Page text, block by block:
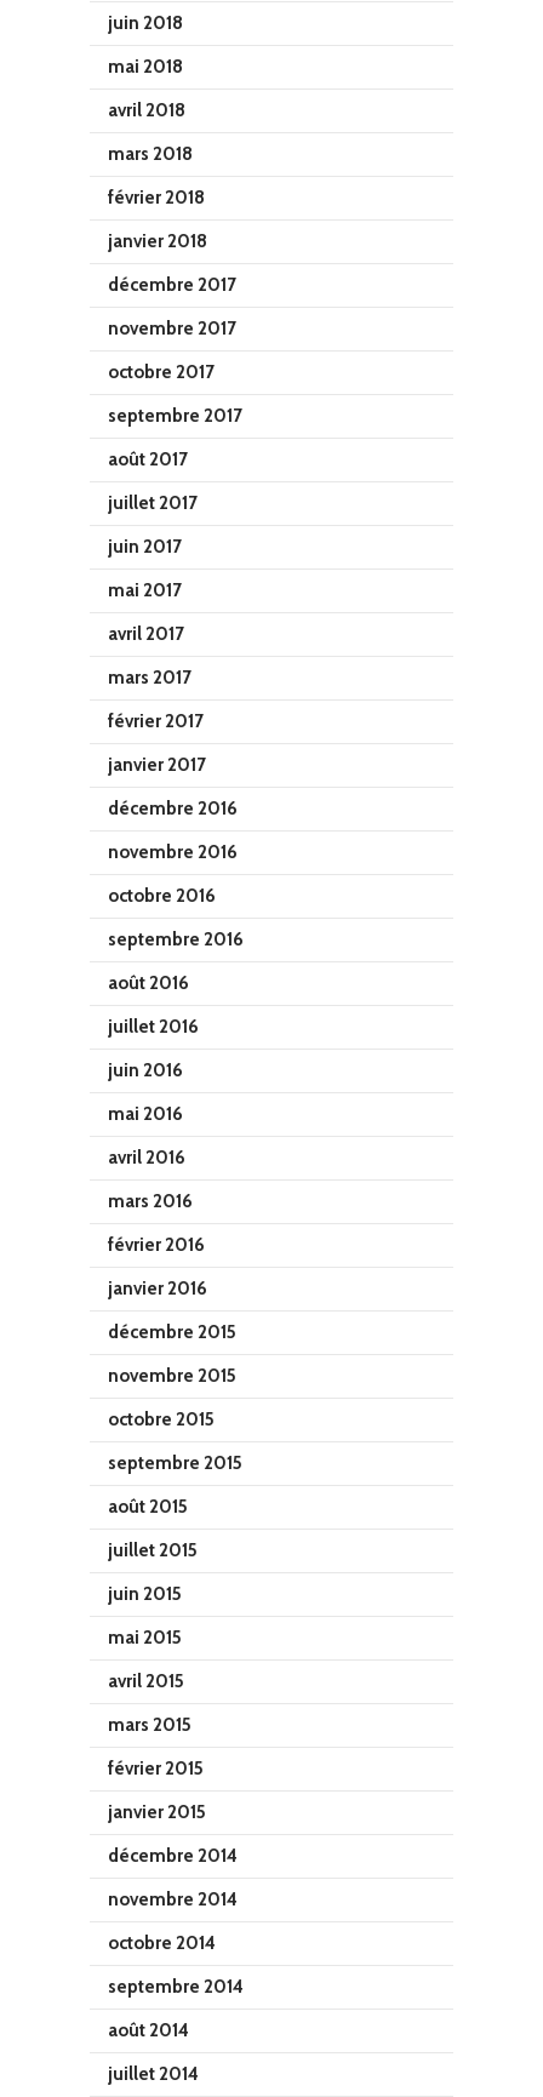
juin 2018
mai 2018
avril 2018
mars 2018
février 2018
janvier 2018
décembre 2017
novembre 2017
octobre 2017
septembre 2017
août 2017
juillet 2017
juin 2017
mai 2017
avril 2017
mars 2017
février 2017
janvier 2017
décembre 2016
novembre 2016
octobre 2016
septembre 2016
août 2016
juillet 2016
juin 2016
mai 2016
avril 2016
mars 2016
février 2016
janvier 2016
décembre 2015
novembre 2015
octobre 2015
septembre 2015
août 2015
juillet 2015
juin 2015
mai 2015
avril 2015
mars 2015
février 2015
janvier 2015
décembre 2014
novembre 2014
octobre 2014
septembre 2014
août 2014
juillet 2014